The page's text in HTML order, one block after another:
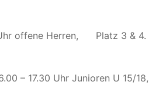
offene Herren, Platz 3 & 4.
– 17.30 Uhr Junioren U 15/18,